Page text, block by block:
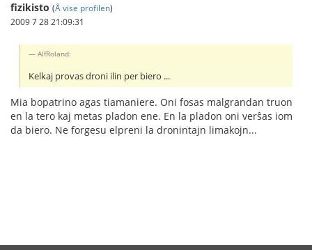
fizikisto (Å vise profilen)
2009 7 28 21:09:31
AlfRoland:
Kelkaj provas droni ilin per biero ...
Mia bopatrino agas tiamaniere. Oni fosas malgrandan truon
en la tero kaj metas pladon ene. En la pladon oni verŝas iom
da biero. Ne forgesu elpreni la dronintajn limakojn...